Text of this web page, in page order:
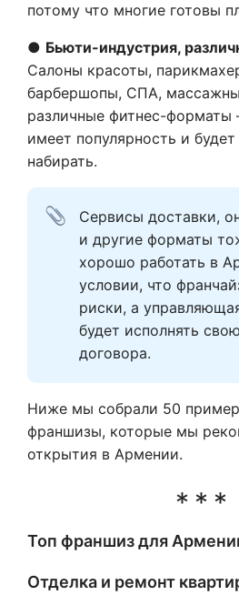
потому что многие готовы
● Бьюти-индустрия,
Салоны красоты,
барбершопы, СПА,
различные фитнес-
имеет популярность и
набирать.
Сервисы доставки,
и другие форматы
хорошо работать в
условии, что
риски, а
будет исполнять
договора.
Ниже мы собрали 50
франшизы, которые мы
открытия в Армении.
Топ франшиз для
Отделка и ремонт